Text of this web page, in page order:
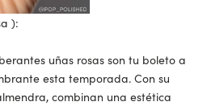
):
uñas rosas son tu boleto a
esta temporada. Con su
combinan una estética